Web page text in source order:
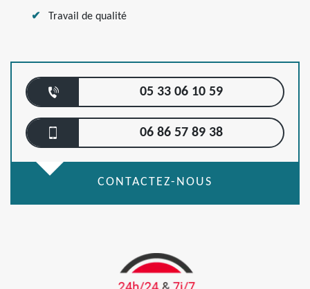
Travail de qualité
05 33 06 10 59
06 86 57 89 38
CONTACTEZ-NOUS